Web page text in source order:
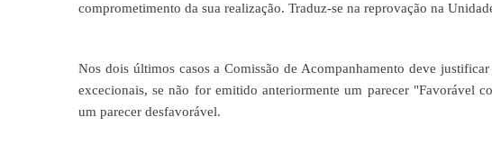
comprometimento da sua realização. Traduz-se na reprovação na
Nos dois últimos casos a Comissão de Acompanhamento deve
excecionais, se não for emitido anteriormente um parecer "Favorável
um parecer desfavorável.